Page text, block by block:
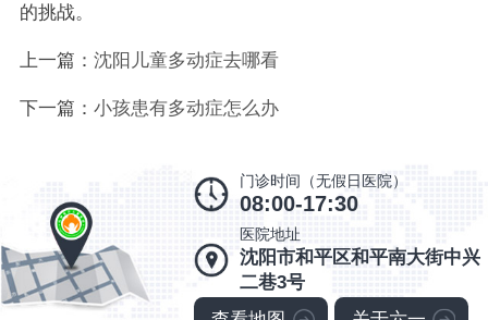
的挑战。
上一篇： 沈阳儿童多动症去哪看
下一篇： 小孩患有多动症怎么办
门诊时间（无假日医院）
08:00-17:30
医院地址
沈阳市和平区和平南大街中兴
二巷3号